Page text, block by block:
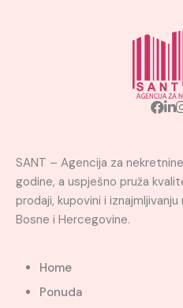
SANT – Agencija za
godine, a uspješno pruža
prodaji, kupovini i
Bosne i Hercegovine.
Home
Ponuda